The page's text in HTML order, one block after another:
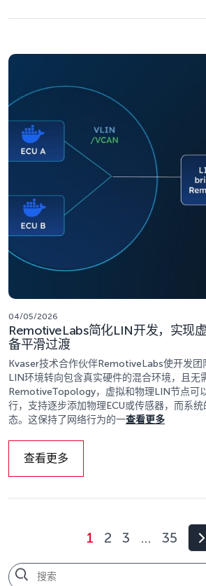
04/05/2026
RemotiveLabs简化LIN开发，实现
备平滑过渡
Kvaser技术合作伙伴RemotiveLabs使开发团
LIN环境转向包含真实硬件的混合环境，且无
RemotiveTopology，虚拟和物理LIN节点可
行，支持逐步添加物理ECU或传感器，而系
态。这保持了网络行为的一查看更多
查看更多
1 2 3 … 35